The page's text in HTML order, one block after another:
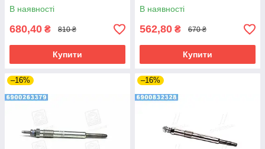
В наявності
680,40 ₴ 810 ₴
Купити
В наявності
562,80 ₴ 670 ₴
Купити
–16% –16%